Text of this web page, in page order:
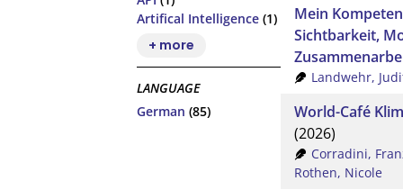
Artifical Intelligence (1)
+ more
LANGUAGE
German (85)
Mein
Sichtbarkeit,
Landwehr,
World-Café
(2026)
Corradini,
Rothen, Nicole